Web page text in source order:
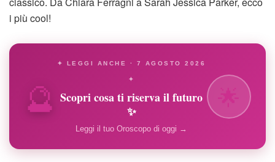
i più cool!
🔮
✦ LEGGI ANCHE · 7 AGOSTO 2026
✦
Scopri cosa ti riserva il futuro
✨
Leggi il tuo Oroscopo di oggi →